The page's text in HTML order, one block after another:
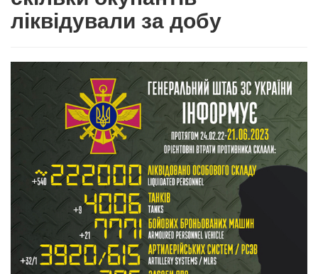
ліквідували за добу